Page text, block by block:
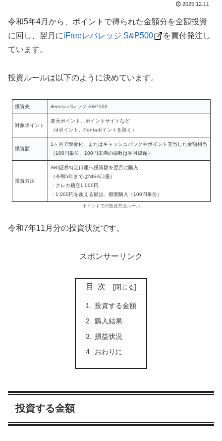
2025.12.11
令和5年4月から、ポイントで得られた金額分を全額投資
に回し、翌月にiFreeレバレッジ S&P500
を買付発注し
ています。
投資ルールは以下のように決めています。
投資先 iFreeレバレッジ S&P500
対象ポイント
楽天ポイント、ポイントサイトなど
（dポイント、Pontaポイントを除く）
投資額
1ヶ月で現金化、またはキャッシュバックやポイント充当した金額相当
（100円単位、100円未満の端数は翌月繰越）
投資方法
SBI証券特定口座へ投資額を翌月に購入
（令和5年まではNISA口座）
・クレカ積立1,000円
・1,000円を超える額は、都度購入（100円単位）
ポイントでの投資方法ルール
令和7年11月分の投資状況です。
スポンサーリンク
目次
投資する金額
購入結果
損益状況
おわりに
投資する金額